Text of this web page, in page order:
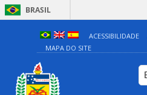
BRASIL
ACESSIBILIDADE
MAPA DO SITE